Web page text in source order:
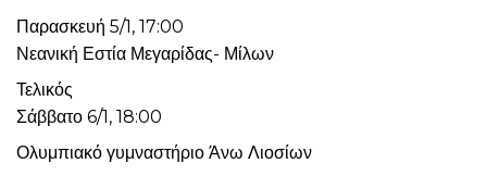
Παρασκευή 5/1, 17:00
Νεανική Εστία Μεγαρίδας- Μίλων
Τελικός
Σάββατο 6/1, 18:00
Ολυμπιακό γυμναστήριο Άνω Λιοσίων